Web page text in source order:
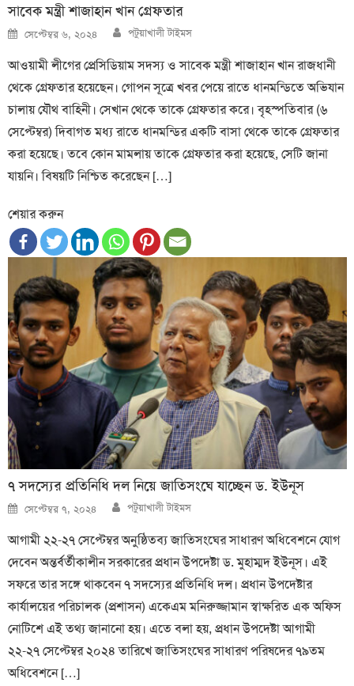
সাবেক মন্ত্রী শাজাহান খান গ্রেফতার
Posted
on
সেপ্টেম্বর ৬, ২০২৪ Author
পটুয়াখালী টাইমস
আওয়ামী লীগের প্রেসিডিয়াম সদস্য ও সাবেক মন্ত্রী শাজাহান খান রাজধানী
থেকে গ্রেফতার হয়েছেন। গোপন সূত্রে খবর পেয়ে রাতে ধানমন্ডিতে অভিযান
চালায় যৌথ বাহিনী। সেখান থেকে তাকে গ্রেফতার করে। বৃহস্পতিবার (৬
সেপ্টেম্বর) দিবাগত মধ্য রাতে ধানমন্ডির একটি বাসা থেকে তাকে গ্রেফতার
করা হয়েছে। তবে কোন মামলায় তাকে গ্রেফতার করা হয়েছে, সেটি জানা
যায়নি। বিষয়টি নিশ্চিত করেছেন […]
শেয়ার করুন
৭ সদস্যের প্রতিনিধি দল নিয়ে জাতিসংঘে যাচ্ছেন ড. ইউনূস
Posted
on
সেপ্টেম্বর ৭, ২০২৪ Author
পটুয়াখালী টাইমস
আগামী ২২-২৭ সেপ্টেম্বর অনুষ্ঠিতব্য জাতিসংঘের সাধারণ অধিবেশনে যোগ
দেবেন অন্তর্বর্তীকালীন সরকারের প্রধান উপদেষ্টা ড. মুহাম্মদ ইউনূস। এই
সফরে তার সঙ্গে থাকবেন ৭ সদস্যের প্রতিনিধি দল। প্রধান উপদেষ্টার
কার্যালয়ের পরিচালক (প্রশাসন) একেএম মনিরুজ্জামান স্বাক্ষরিত এক অফিস
নোটিশে এই তথ্য জানানো হয়। এতে বলা হয়, প্রধান উপদেষ্টা আগামী
২২-২৭ সেপ্টেম্বর ২০২৪ তারিখে জাতিসংঘের সাধারণ পরিষদের ৭৯তম
অধিবেশনে […]